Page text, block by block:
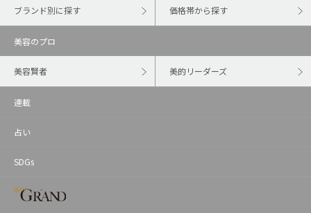
ブランド別に探す 価格帯から探す
美容のプロ
美容賢者 美的リーダーズ
連載
占い
SDGs